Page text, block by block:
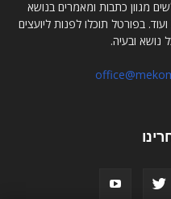
מגוון כתבות ומאמרים בנושא
בפורטל תוכלו לפנות ליועצים
נושא ובעיה.